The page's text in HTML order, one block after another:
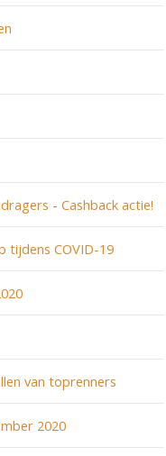
- Cashback actie!
tijdens COVID-19
van toprenners
2020